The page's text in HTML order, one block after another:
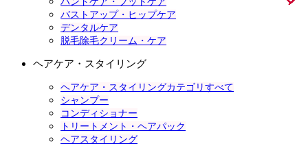
バストアップ・ヒップケア
デンタルケア
脱毛除毛クリーム・ケア
ヘアケア・スタイリング
ヘアケア・スタイリングカテゴリすべて
シャンプー
コンディショナー
トリートメント・ヘアパック
ヘアスタイリング